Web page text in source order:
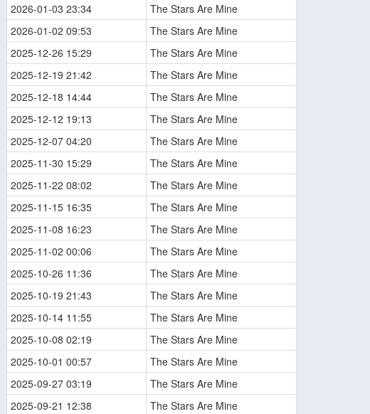
2026-01-03 23:34
The Stars Are Mine
2026-01-02 09:53
The Stars Are Mine
2025-12-26 15:29
The Stars Are Mine
2025-12-19 21:42
The Stars Are Mine
2025-12-18 14:44
The Stars Are Mine
2025-12-12 19:13
The Stars Are Mine
2025-12-07 04:20
The Stars Are Mine
2025-11-30 15:29
The Stars Are Mine
2025-11-22 08:02
The Stars Are Mine
2025-11-15 16:35
The Stars Are Mine
2025-11-08 16:23
The Stars Are Mine
2025-11-02 00:06
The Stars Are Mine
2025-10-26 11:36
The Stars Are Mine
2025-10-19 21:43
The Stars Are Mine
2025-10-14 11:55
The Stars Are Mine
2025-10-08 02:19
The Stars Are Mine
2025-10-01 00:57
The Stars Are Mine
2025-09-27 03:19
The Stars Are Mine
2025-09-21 12:38
The Stars Are Mine